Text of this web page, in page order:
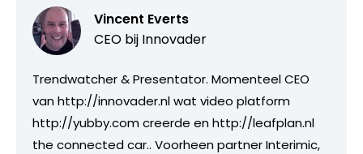
Vincent Everts
CEO bij Innovader
Trendwatcher & Presentator. Momenteel CEO
van http://innovader.nl wat video platform
http://yubby.com creerde en http://leafplan.nl
the connected car.. Voorheen partner Interimic,